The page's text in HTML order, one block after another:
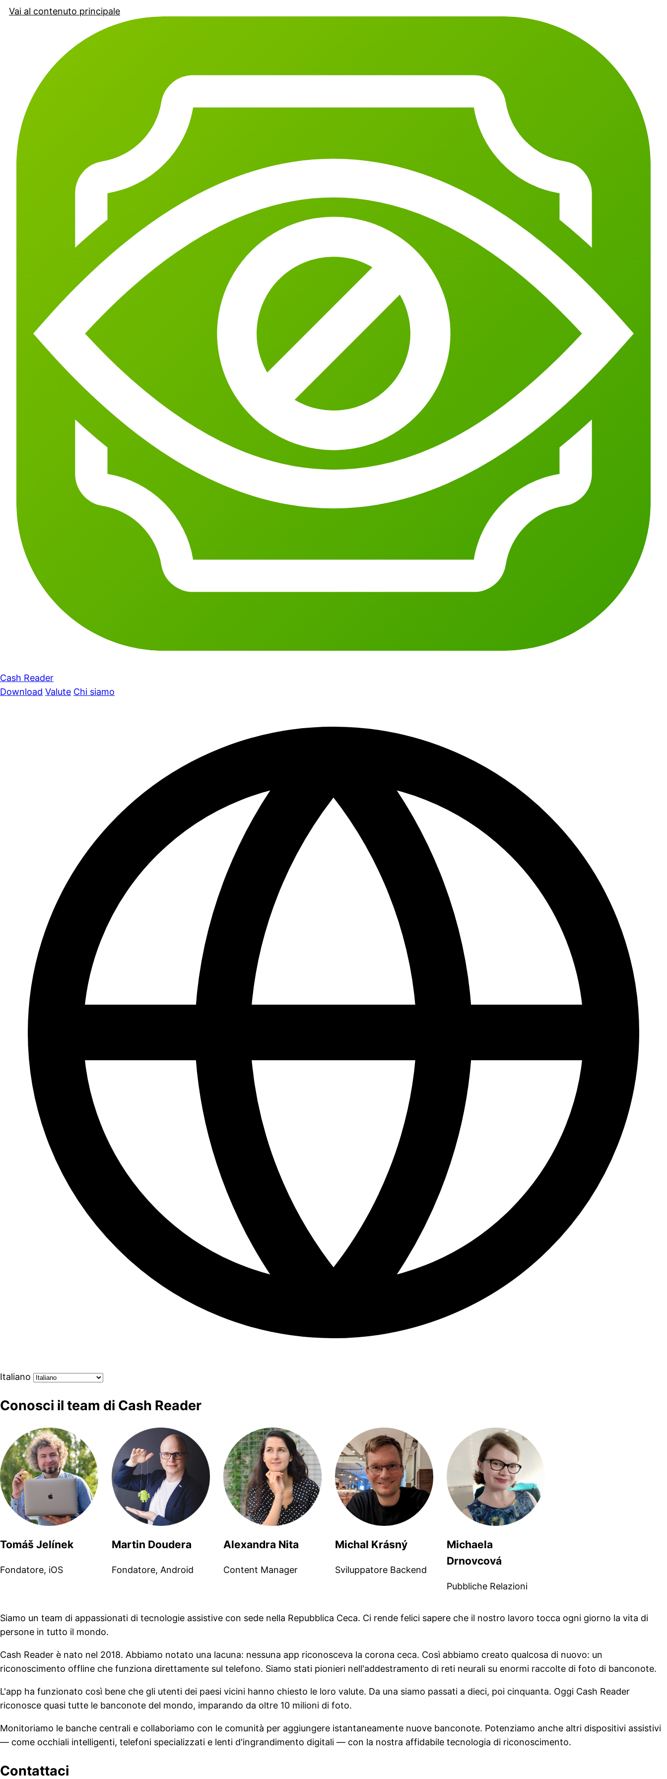
Vai al contenuto principale
Cash Reader
Download Valute Chi siamo
Italiano
Conosci il team di Cash Reader
Tomáš Jelínek
Fondatore, iOS
Martin Doudera
Fondatore, Android
Alexandra Nita
Content Manager
Michal Krásný
Sviluppatore Backend
Michaela
Drnovcová
Pubbliche Relazioni
Siamo un team di appassionati di tecnologie assistive con sede nella Repubblica Ceca. Ci rende felici sapere che il nostro lavoro tocca ogni giorno la vita di
persone in tutto il mondo.
Cash Reader è nato nel 2018. Abbiamo notato una lacuna: nessuna app riconosceva la corona ceca. Così abbiamo creato qualcosa di nuovo: un
riconoscimento offline che funziona direttamente sul telefono. Siamo stati pionieri nell'addestramento di reti neurali su enormi raccolte di foto di banconote.
L'app ha funzionato così bene che gli utenti dei paesi vicini hanno chiesto le loro valute. Da una siamo passati a dieci, poi cinquanta. Oggi Cash Reader
riconosce quasi tutte le banconote del mondo, imparando da oltre 10 milioni di foto.
Monitoriamo le banche centrali e collaboriamo con le comunità per aggiungere istantaneamente nuove banconote. Potenziamo anche altri dispositivi assistivi
— come occhiali intelligenti, telefoni specializzati e lenti d'ingrandimento digitali — con la nostra affidabile tecnologia di riconoscimento.
Contattaci